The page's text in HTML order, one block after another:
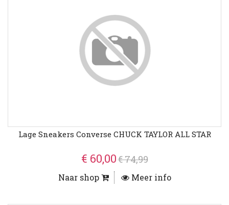
Lage Sneakers Converse CHUCK TAYLOR ALL STAR
€ 60,00€ 74,99
Naar shop Meer info